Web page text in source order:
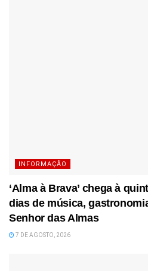
INFORMAÇÃO
‘Alma à Brava’ chega à
dias de música,
Senhor das Almas
7 DE AGOSTO, 2026